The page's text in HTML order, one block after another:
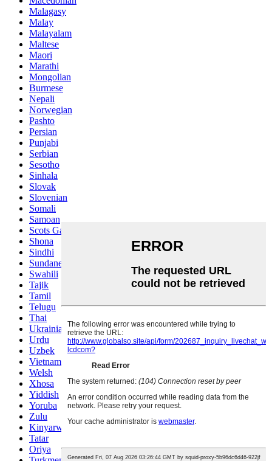
Malagasy
Malay
Malayalam
Maltese
Maori
Marathi
Mongolian
Burmese
Nepali
Norwegian
Pashto
Persian
Punjabi
Serbian
Sesotho
Sinhala
Slovak
Slovenian
Somali
Samoan
Scots Gaelic
Shona
Sindhi
Sundanese
Swahili
Tajik
Tamil
Telugu
Thai
Ukrainian
Urdu
Uzbek
Vietnamese
Welsh
Xhosa
Yiddish
Yoruba
Zulu
Kinyarwanda
Tatar
Oriya